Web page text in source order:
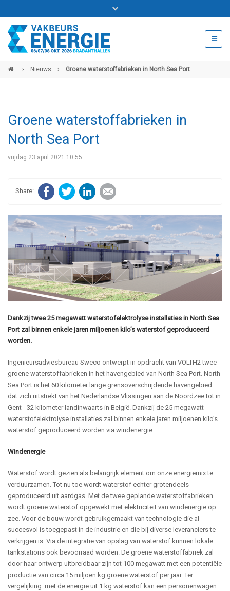
Bel ons voor info 0294 - 74 50 70
beurs@54events.nl
› Nieuws › Groene waterstoffabrieken in North Sea Port
Groene waterstoffabrieken in
North Sea Port
vrijdag 23 april 2021 10:55
FacebookTwitter LinkedIn
Dankzij twee 25 megawatt waterstofelektrolyse installaties in North Sea
Port zal binnen enkele jaren miljoenen kilo’s waterstof geproduceerd
worden.
Ingenieursadviesbureau Sweco ontwerpt in opdracht van VOLTH2 twee
groene waterstoffabrieken in het havengebied van North Sea Port. North
Sea Port is het 60 kilometer lange grensoverschrijdende havengebied
dat zich uitstrekt van het Nederlandse Vlissingen aan de Noordzee tot in
Gent - 32 kilometer landinwaarts in België. Dankzij de 25 megawatt
waterstofelektrolyse installaties zal binnen enkele jaren miljoenen kilo’s
waterstof geproduceerd worden via windenergie.
Windenergie
Waterstof wordt gezien als belangrijk element om onze energiemix te
verduurzamen. Tot nu toe wordt waterstof echter grotendeels
geproduceerd uit aardgas. Met de twee geplande waterstoffabrieken
wordt groene waterstof opgewekt met elektriciteit van windenergie op
zee. Voor de bouw wordt gebruikgemaakt van technologie die al
succesvol is toegepast in de industrie en die bij diverse leveranciers te
verkrijgen is. Via de integratie van opslag van waterstof kunnen lokale
tankstations ook bevoorraad worden. De groene waterstoffabriek zal
door haar ontwerp uitbreidbaar zijn tot 100 megawatt met een potentiële
productie van circa 15 miljoen kg groene waterstof per jaar. Ter
vergelijking: met de energie uit 1 kg waterstof kan een personenwagen